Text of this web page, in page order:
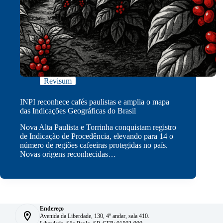
Revisum
INPI reconhece cafés paulistas e amplia o mapa
das Indicações Geográficas do Brasil
Nova Alta Paulista e Torrinha conquistam registro
de Indicação de Procedência, elevando para 14 o
número de regiões cafeeiras protegidas no país.
Novas origens reconhecidas…
Endereço
Avenida da Liberdade, 130, 4º andar, sala 410.